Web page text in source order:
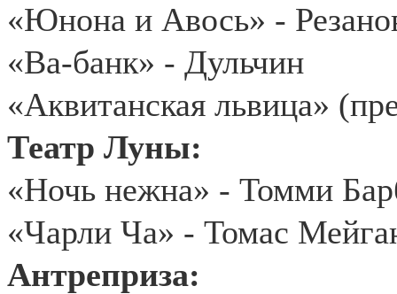
«Юнона и Авось» -
«Ва-банк» - Дульчин
«Аквитанская львица»
Театр Луны:
«Ночь нежна» - Томми
«Чарли Ча» - Томас
Антреприза: